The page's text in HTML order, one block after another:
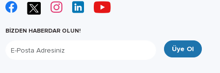
BİZDEN HABERDAR OLUN!
Üye Ol